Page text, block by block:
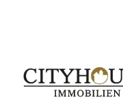
C